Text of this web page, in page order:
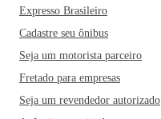
Expresso Brasileiro
Cadastre seu ônibus
Seja um motorista parceiro
Fretado para empresas
Seja um revendedor autorizado